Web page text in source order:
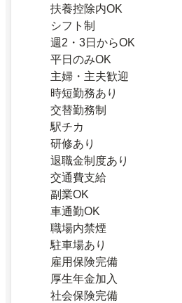
扶養控除内OK
シフト制
週2・3日からOK
平日のみOK
主婦・主夫歓迎
時短勤務あり
交替勤務制
駅チカ
研修あり
退職金制度あり
交通費支給
副業OK
車通勤OK
職場内禁煙
駐車場あり
雇用保険完備
厚生年金加入
社会保険完備